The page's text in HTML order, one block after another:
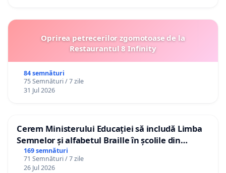
Oprirea petrecerilor zgomotoase de la
Restaurantul 8 Infinity
84 semnături
75 Semnături / 7 zile
31 Jul 2026
Cerem Ministerului Educației să includă Limba
Semnelor și alfabetul Braille în școlile din
Republica Moldova!
169 semnături
71 Semnături / 7 zile
26 Jul 2026